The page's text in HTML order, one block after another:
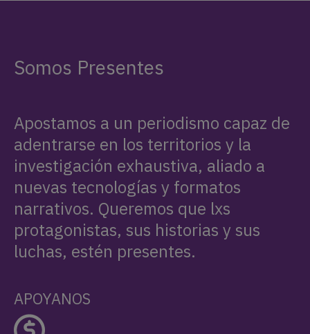
Somos Presentes
Apostamos a un periodismo capaz de
adentrarse en los territorios y la
investigación exhaustiva, aliado a
nuevas tecnologías y formatos
narrativos. Queremos que lxs
protagonistas, sus historias y sus
luchas, estén presentes.
APOYANOS